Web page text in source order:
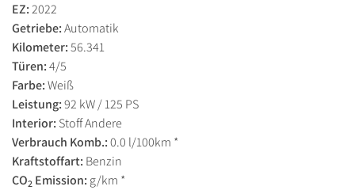
EZ:2022
Getriebe:Automatik
Kilometer:56.341
Türen:4/5
Farbe:Weiß
Leistung:92 kW / 125 PS
Interior: Stoff Andere
Verbrauch Komb.:0.0 l/100km *
Kraftstoffart: Benzin
CO2 Emission: g/km *